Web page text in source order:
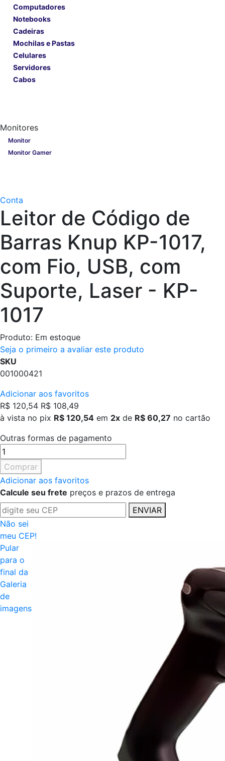
Computadores
Notebooks
Cadeiras
Mochilas e Pastas
Celulares
Servidores
Cabos
Monitores
Monitor
Monitor Gamer
Conta
Leitor de Código de
Barras Knup KP-1017,
com Fio, USB, com
Suporte, Laser - KP-
1017
Produto: Em estoque
Seja o primeiro a avaliar este produto
SKU
001000421
Adicionar aos favoritos
R$ 120,54 R$ 108,49
à vista no pix R$ 120,54 em 2x de R$ 60,27 no cartão
Outras formas de pagamento
Comprar
Adicionar aos favoritos
Calcule seu frete preços e prazos de entrega
ENVIAR
Não sei
meu CEP!
Pular
para o
final da
Galeria
de
imagens